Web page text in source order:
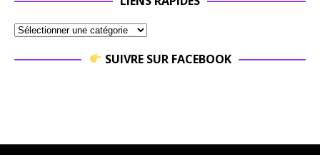
SUIVRE SUR FACEBOOK